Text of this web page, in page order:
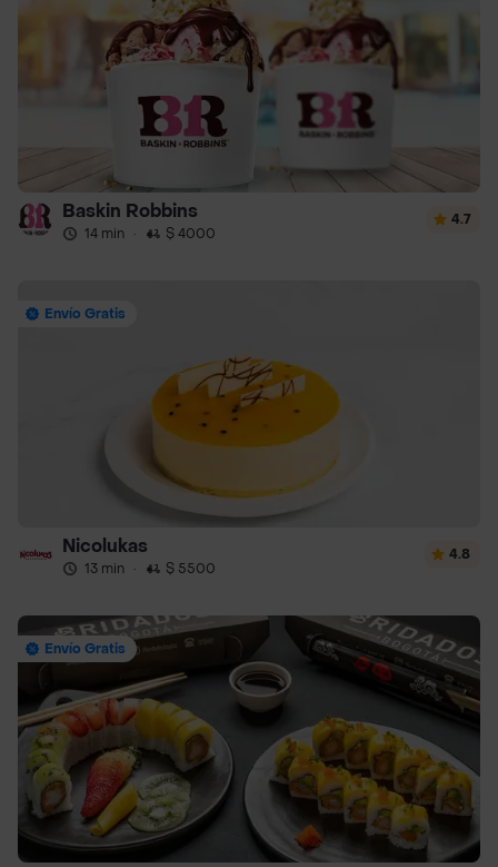
Baskin Robbins
14 min · $ 4000
4.7
Envío Gratis
Nicolukas
13 min · $ 5500
4.8
Envío Gratis